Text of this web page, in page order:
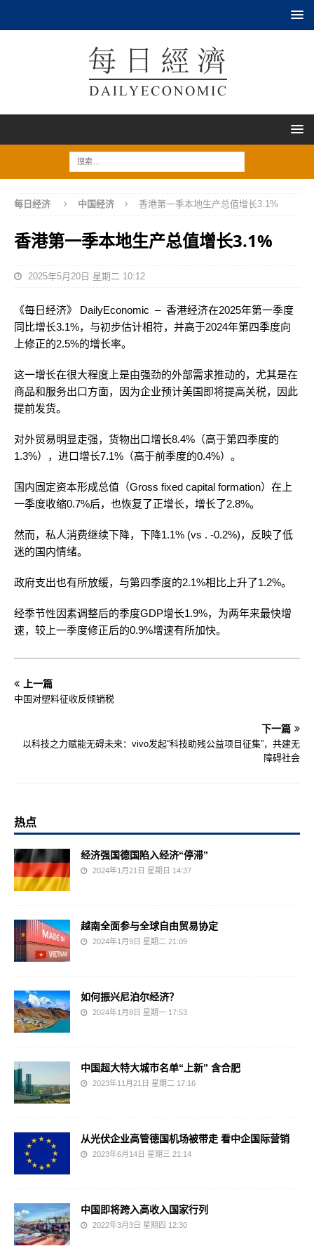
每日经济 中国经济 香港第一季本地生产总值增长3.1%
香港第一季本地生产总值增长3.1%
2025年5月20日 星期二 10:12
《每日经济》 DailyEconomic – 香港经济在2025年第一季度
同比增长3.1%，与初步估计相符，并高于2024年第四季度向
上修正的2.5%的增长率。
这一增长在很大程度上是由强劲的外部需求推动的，尤其是在
商品和服务出口方面，因为企业预计美国即将提高关税，因此
提前发货。
对外贸易明显走强，货物出口增长8.4%（高于第四季度的
1.3%），进口增长7.1%（高于前季度的0.4%）。
国内固定资本形成总值（Gross fixed capital formation）在上
一季度收缩0.7%后，也恢复了正增长，增长了2.8%。
然而，私人消费继续下降，下降1.1% (vs . -0.2%)，反映了低
迷的国内情绪。
政府支出也有所放缓，与第四季度的2.1%相比上升了1.2%。
经季节性因素调整后的季度GDP增长1.9%，为两年来最快增
速，较上一季度修正后的0.9%增速有所加快。
上一篇
中国对塑料征收反倾销税
下一篇
以科技之力赋能无碍未来：vivo发起“科技助残公益项目征集”，共建无
障碍社会
热点
经济强国德国陷入经济“停滞”
2024年1月21日 星期日 14:37
越南全面参与全球自由贸易协定
2024年1月9日 星期二 21:09
如何振兴尼泊尔经济？
2024年1月8日 星期一 17:53
中国超大特大城市名单“上新” 含合肥
2023年11月21日 星期二 17:16
从光伏企业高管德国机场被带走 看中企国际营销
2023年6月14日 星期三 21:14
中国即将跨入高收入国家行列
2022年3月3日 星期四 12:30